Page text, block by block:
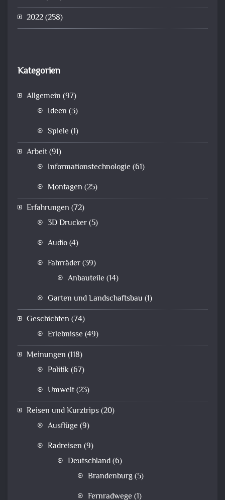
2022(258)
Kategorien
Allgemein (97)
Ideen (3)
Spiele (1)
Arbeit(91)
Informationstechnologie (61)
Montagen (25)
Erfahrungen (72)
3D Drucker(5)
Audio(4)
Fahrräder(39)
Anbauteile (14)
Garten und Landschaftsbau (1)
Geschichten (74)
Erlebnisse (49)
Meinungen (118)
Politik(67)
Umwelt(23)
Reisen und Kurztrips(20)
Ausflüge (9)
Radreisen (9)
Deutschland(6)
Brandenburg(5)
Fernradwege (1)